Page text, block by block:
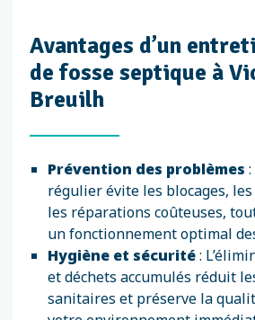
Avantages d’un
de fosse septique à
Breuilh
Prévention des problèmes
régulier évite les blocages,
les réparations coûteuses,
un fonctionnement optimal
Hygiène et sécurité:
et déchets accumulés réduit
sanitaires et préserve la